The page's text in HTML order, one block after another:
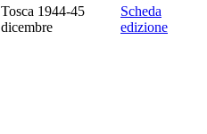
Tosca 1944-45
dicembre
Scheda
edizione